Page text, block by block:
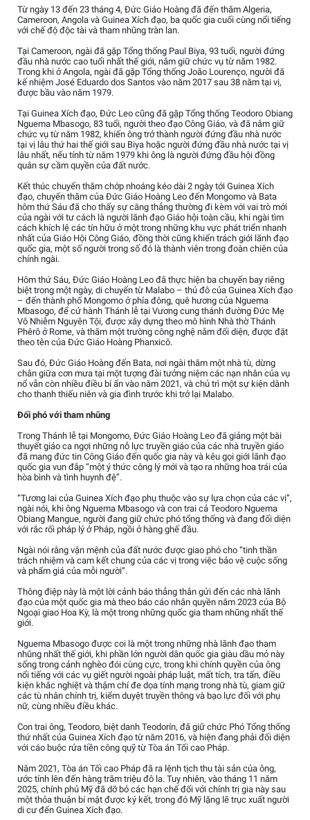
Từ ngày 13 đến 23 tháng 4, Đức Giáo Hoàng đã đến thăm Algeria,
Cameroon, Angola và Guinea Xích đạo, ba quốc gia cuối cùng nổi tiếng
với chế độ độc tài và tham nhũng tràn lan.
Tại Cameroon, ngài đã gặp Tổng thống Paul Biya, 93 tuổi, người đứng
đầu nhà nước cao tuổi nhất thế giới, nắm giữ chức vụ từ năm 1982.
Trong khi ở Angola, ngài đã gặp Tổng thống João Lourenço, người đã
kế nhiệm José Eduardo dos Santos vào năm 2017 sau 38 năm tại vị,
được bầu vào năm 1979.
Tại Guinea Xích đạo, Đức Leo cũng đã gặp Tổng thống Teodoro Obiang
Nguema Mbasogo, 83 tuổi, người theo đạo Công Giáo, và đã nắm giữ
chức vụ từ năm 1982, khiến ông trở thành người đứng đầu nhà nước
tại vị lâu thứ hai thế giới sau Biya hoặc người đứng đầu nhà nước tại vị
lâu nhất, nếu tính từ năm 1979 khi ông là người đứng đầu hội đồng
quân sự cầm quyền của đất nước.
Kết thúc chuyến thăm chớp nhoáng kéo dài 2 ngày tới Guinea Xích
đạo, chuyến thăm của Đức Giáo Hoàng Leo đến Mongomo và Bata
hôm thứ Sáu đã cho thấy sự căng thẳng thường đi kèm với vai trò mới
của ngài với tư cách là người lãnh đạo Giáo hội toàn cầu, khi ngài tìm
cách khích lệ các tín hữu ở một trong những khu vực phát triển nhanh
nhất của Giáo Hội Công Giáo, đồng thời cũng khiển trách giới lãnh đạo
quốc gia, một số người trong số đó là thành viên trong đoàn chiên của
chính ngài.
Hôm thứ Sáu, Đức Giáo Hoàng Leo đã thực hiện ba chuyến bay riêng
biệt trong một ngày, di chuyển từ Malabo – thủ đô của Guinea Xích đạo
– đến thành phố Mongomo ở phía đông, quê hương của Nguema
Mbasogo, để cử hành Thánh lễ tại Vương cung thánh đường Đức Mẹ
Vô Nhiễm Nguyên Tội, được xây dựng theo mô hình Nhà thờ Thánh
Phêrô ở Rome, và thăm một trường công nghệ nằm đối diện, được đặt
theo tên của Đức Giáo Hoàng Phanxicô.
Sau đó, Đức Giáo Hoàng đến Bata, nơi ngài thăm một nhà tù, dừng
chân giữa cơn mưa tại một tượng đài tưởng niệm các nạn nhân của vụ
nổ vẫn còn nhiều điều bí ẩn vào năm 2021, và chủ trì một sự kiện dành
cho thanh thiếu niên và gia đình trước khi trở lại Malabo.
Đối phó với tham nhũng
Trong Thánh lễ tại Mongomo, Đức Giáo Hoàng Leo đã giảng một bài
thuyết giáo ca ngợi những nỗ lực truyền giáo của các nhà truyền giáo
đã mang đức tin Công Giáo đến quốc gia này và kêu gọi giới lãnh đạo
quốc gia vun đắp “một ý thức công lý mới và tạo ra những hoa trái của
hòa bình và tình huynh đệ”.
“Tương lai của Guinea Xích đạo phụ thuộc vào sự lựa chọn của các vị”,
ngài nói, khi ông Nguema Mbasogo và con trai cả Teodoro Nguema
Obiang Mangue, người đang giữ chức phó tổng thống và đang đối diện
với rắc rối pháp lý ở Pháp, ngồi ở hàng ghế đầu.
Ngài nói rằng vận mệnh của đất nước được giao phó cho “tinh thần
trách nhiệm và cam kết chung của các vị trong việc bảo vệ cuộc sống
và phẩm giá của mỗi người”.
Thông điệp này là một lời cảnh báo thẳng thắn gửi đến các nhà lãnh
đạo của một quốc gia mà theo báo cáo nhân quyền năm 2023 của Bộ
Ngoại giao Hoa Kỳ, là một trong những quốc gia tham nhũng nhất thế
giới.
Nguema Mbasogo được coi là một trong những nhà lãnh đạo tham
nhũng nhất thế giới, khi phần lớn người dân quốc gia giàu dầu mỏ này
sống trong cảnh nghèo đói cùng cực, trong khi chính quyền của ông
nổi tiếng với các vụ giết người ngoài pháp luật, mất tích, tra tấn, điều
kiện khắc nghiệt và thậm chí đe dọa tính mạng trong nhà tù, giam giữ
các tù nhân chính trị, kiểm duyệt truyền thông và bạo lực đối với phụ
nữ, cùng nhiều điều khác.
Con trai ông, Teodoro, biệt danh Teodorín, đã giữ chức Phó Tổng thống
thứ nhất của Guinea Xích đạo từ năm 2016, và hiện đang phải đối diện
với cáo buộc rửa tiền công quỹ từ Tòa án Tối cao Pháp.
Năm 2021, Tòa án Tối cao Pháp đã ra lệnh tịch thu tài sản của ông,
ước tính lên đến hàng trăm triệu đô la. Tuy nhiên, vào tháng 11 năm
2025, chính phủ Mỹ đã dỡ bỏ các hạn chế đối với chính trị gia này sau
một thỏa thuận bí mật được ký kết, trong đó Mỹ lặng lẽ trục xuất người
di cư đến Guinea Xích đạo.